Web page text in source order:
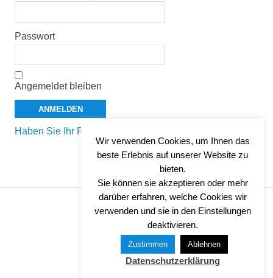
Passwort
Angemeldet bleiben
Haben Sie Ihr Passwort vergessen?
DATENSCHUTZ
Wir verwenden Cookies, um Ihnen das
beste Erlebnis auf unserer Website zu
bieten.
Sie können sie akzeptieren oder mehr
darüber erfahren, welche Cookies wir
verwenden und sie in den Einstellungen
deaktivieren.
Zustimmen Ablehnen
Datenschutzerklärung